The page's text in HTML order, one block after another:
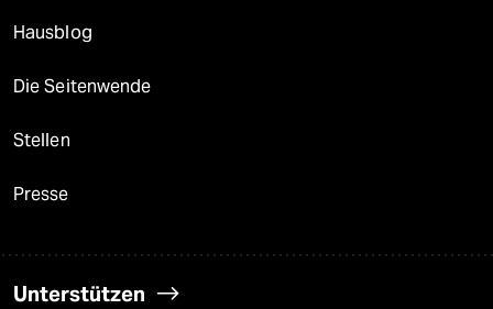
Hausblog
Die Seitenwende
Stellen
Presse
Unterstützen